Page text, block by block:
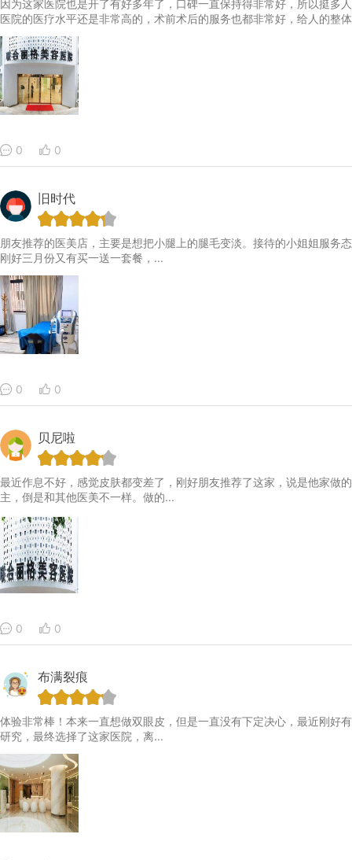
因为这家医院也是开了有好多年了，口碑一直保持得非常好，所以挺多
医院的医疗水平还是非常高的，术前术后的服务也都非常好，给人的整
0 0
旧时代
朋友推荐的医美店，主要是想把小腿上的腿毛变淡。接待的小姐姐服务
刚好三月份又有买一送一套餐，...
0 0
贝尼啦
最近作息不好，感觉皮肤都变差了，刚好朋友推荐了这家，说是他家做
主，倒是和其他医美不一样。做的...
0 0
布满裂痕
体验非常棒！本来一直想做双眼皮，但是一直没有下定决心，最近刚好
研究，最终选择了这家医院，离...